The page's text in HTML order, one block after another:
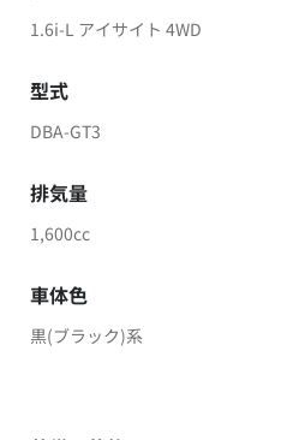
1.6i-L アイサイト 4WD
型式
DBA-GT3
排気量
1,600cc
車体色
黒(ブラック)系